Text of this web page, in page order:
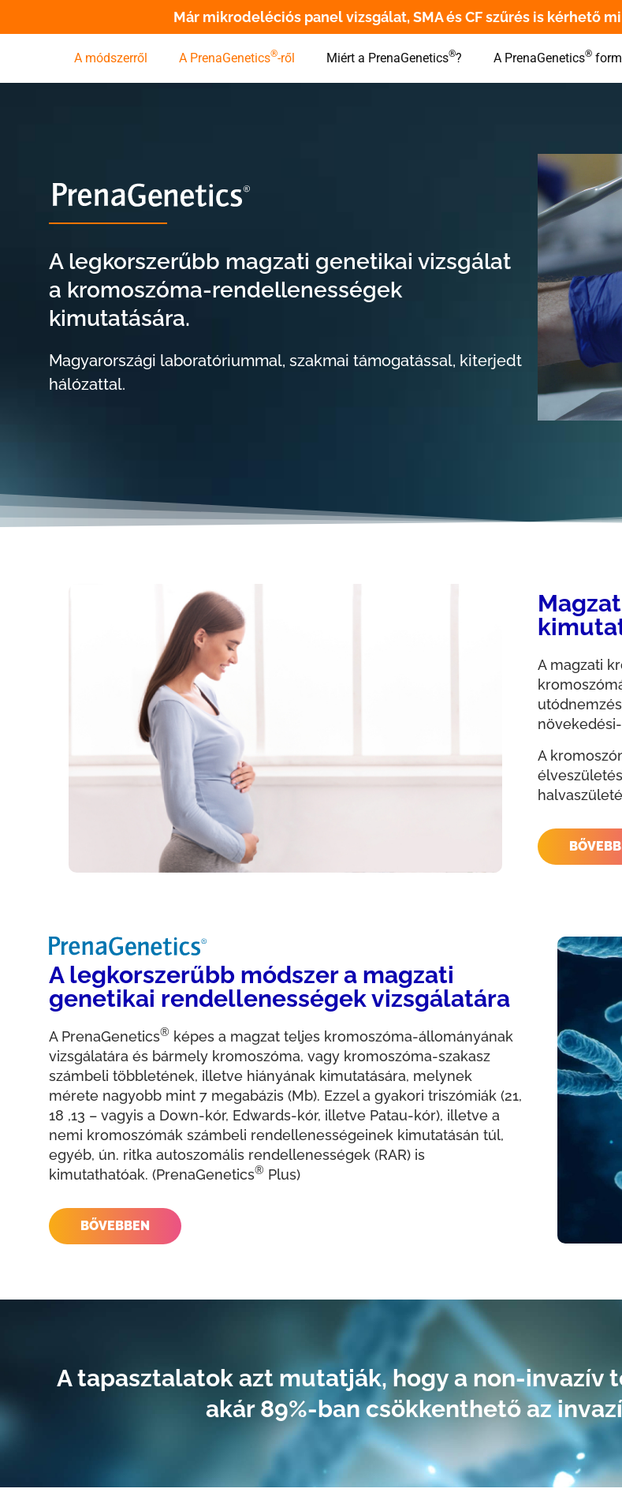
Már mikrodeléciós panel vizsgálat, SMA és CF szűrés is kérhető
A módszerről A PrenaGenetics®-ről Miért a PrenaGenetics®? A PrenaGenetics®
A legkorszerűbb magzati genetikai vizsgálat
a kromoszóma-rendellenességek
kimutatására.
Magyarországi laboratóriummal, szakmai támogatással, kiterjedt
hálózattal.
A magzati
A
A legkorszerűbb módszer a magzati
genetikai rendellenességek vizsgálatára
A PrenaGenetics® képes a magzat teljes kromoszóma-állományának
vizsgálatára és bármely kromoszóma, vagy kromoszóma-szakasz
számbeli többletének, illetve hiányának kimutatására, melynek
mérete nagyobb mint 7 megabázis (Mb). Ezzel a gyakori triszómiák (21,
18 ,13 – vagyis a Down-kór, Edwards-kór, illetve Patau-kór), illetve a
nemi kromoszómák számbeli rendellenességeinek kimutatásán túl,
egyéb, ún. ritka autoszomális rendellenességek (RAR) is
kimutathatóak. (PrenaGenetics® Plus)
BŐVEBBEN
A tapasztalatok azt mutatják, hogy a non-invazív
akár 89%-ban csökkenthető az